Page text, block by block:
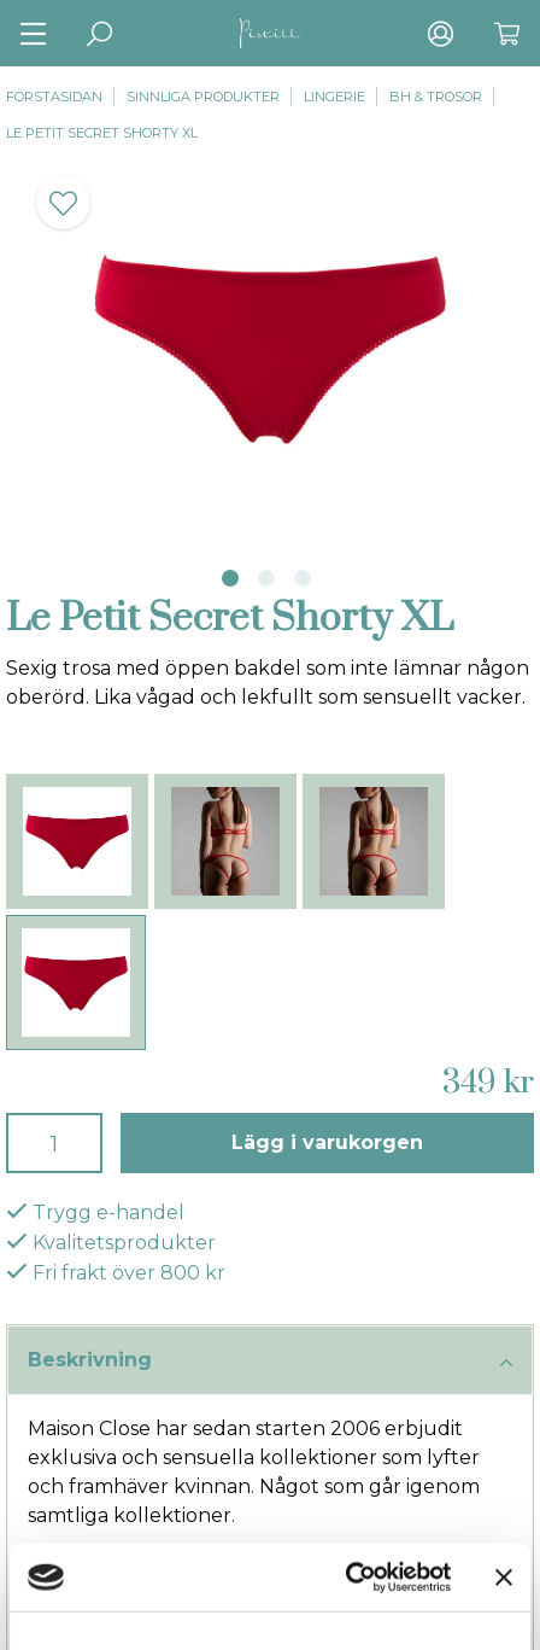
FÖRSTASIDAN SINNLIGA PRODUKTER LINGERIE BH & TROSOR
LE PETIT SECRET SHORTY XL
Le Petit Secret Shorty XL
Sexig trosa med öppen bakdel som inte lämnar någon
oberörd. Lika vågad och lekfullt som sensuellt vacker.
349 kr
Lägg i varukorgen
Trygg e-handel
Kvalitetsprodukter
Fri frakt över 800 kr
Beskrivning
Maison Close har sedan starten 2006 erbjudit
exklusiva och sensuella kollektioner som lyfter
och framhäver kvinnan. Något som går igenom
samtliga kollektioner.
Det franska underklädesmärket är unikt i sitt slag
med hur man kombinerar klassisk estetik och